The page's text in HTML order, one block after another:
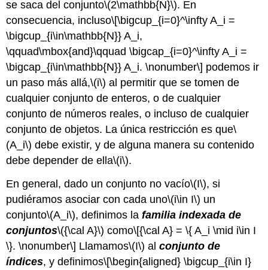
se saca del conjunto\(2\mathbb{N}\). En
consecuencia, incluso\[\bigcup_{i=0}^\infty A_i =
\bigcup_{i\in\mathbb{N}} A_i,
\qquad\mbox{and}\qquad \bigcap_{i=0}^\infty A_i =
\bigcap_{i\in\mathbb{N}} A_i. \nonumber\] podemos ir
un paso más allá,\(i\) al permitir que se tomen de
cualquier conjunto de enteros, o de cualquier
conjunto de números reales, o incluso de cualquier
conjunto de objetos. La única restricción es que\
(A_i\) debe existir, y de alguna manera su contenido
debe depender de ella\(i\).
En general, dado un conjunto no vacío\(I\), si
pudiéramos asociar con cada uno\(i\in I\) un
conjunto\(A_i\), definimos la familia indexada de
conjuntos\({\cal A}\) como\[{\cal A} = \{ A_i \mid i\in I
\}. \nonumber\] Llamamos\(I\) alconjunto de
índices, y definimos\[\begin{aligned} \bigcup_{i\in I}